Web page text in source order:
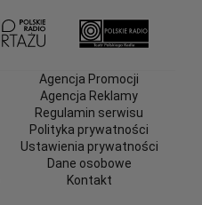
Agencja Promocji
Agencja Reklamy
Regulamin serwisu
Polityka prywatności
Ustawienia prywatności
Dane osobowe
Kontakt